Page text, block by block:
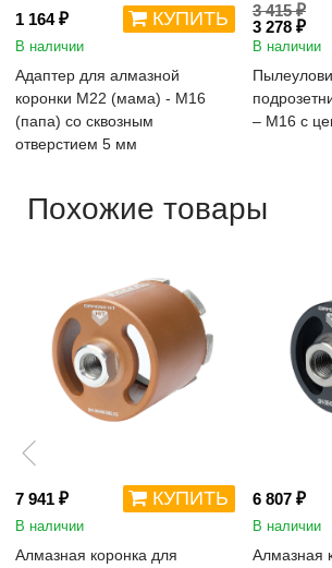
1 164 ₽ КУПИТЬ
В наличии
Адаптер для алмазной
коронки M22 (мама) - M16
(папа) со сквозным
отверстием 5 мм
3 415 ₽
3 278 ₽
В наличии
– М16 с
Похожие товары
7 941 ₽ КУПИТЬ
В наличии
Алмазная коронка для
6 807 ₽
В наличии
Алмазная